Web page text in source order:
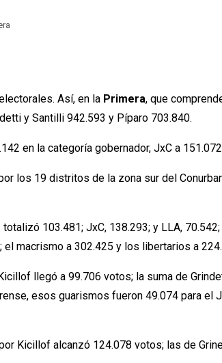
Así, en la Primera, que
y Santilli 942.593 y Píparo 703.840.
en la categoría gobernador, JxC a
los 19 distritos de la zona sur del
103.481; JxC, 138.293; y LLA, 70.542;
macrismo a 302.425 y los libertarios a
llegó a 99.706 votos; la suma de
esos guarismos fueron 49.074 para el
Kicillof alcanzó 124.078 votos; las de